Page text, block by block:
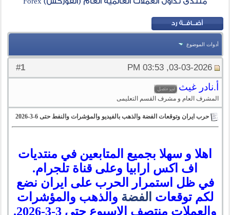
أدوات الموضوع
#
1 03-03-2026, 03:53 PM
أ.نادر غيث
المشرف العام و مشرف القسم التعليمى
حرب ايران وتوقعات الفضة والذهب بالفيديو والمؤشرات والنفط حتى 6-3-2026
اهلا و سهلا بجميع المتابعين في منتديات
اف اكس ارابيا وعلى قناة تلجرام.
في ظل استمرار الحرب على ايران نضع
لكم توقعات الفضة والذهب والمؤشرات
والعملات منتصف الاسبوع حتى 3-3-2026.